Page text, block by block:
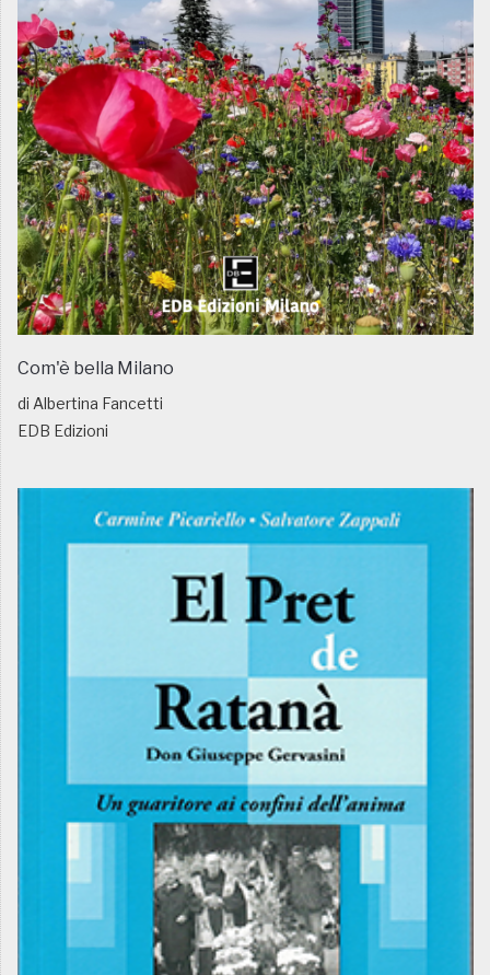
Com'è bella Milano
di Albertina Fancetti
EDB Edizioni